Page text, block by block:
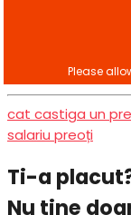
cat castiga un
salariu preoți
Ti-a
Nu tine